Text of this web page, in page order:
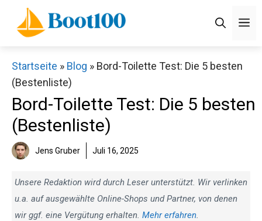
Inhalt
springen
Startseite » Blog » Bord-Toilette Test: Die 5 besten
(Bestenliste)
Bord-Toilette Test: Die 5 besten
(Bestenliste)
Jens Gruber Juli 16, 2025
Unsere Redaktion wird durch Leser unterstützt. Wir verlinken
u.a. auf ausgewählte Online-Shops und Partner, von denen
wir ggf. eine Vergütung erhalten. Mehr erfahren.